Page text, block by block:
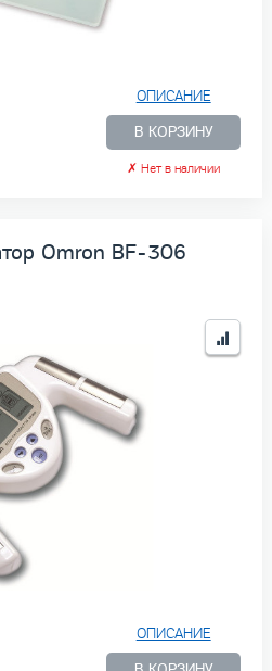
ОПИСАНИЕ
В КОРЗИНУ
✗ Нет в наличии
Omron BF-306
ОПИСАНИЕ